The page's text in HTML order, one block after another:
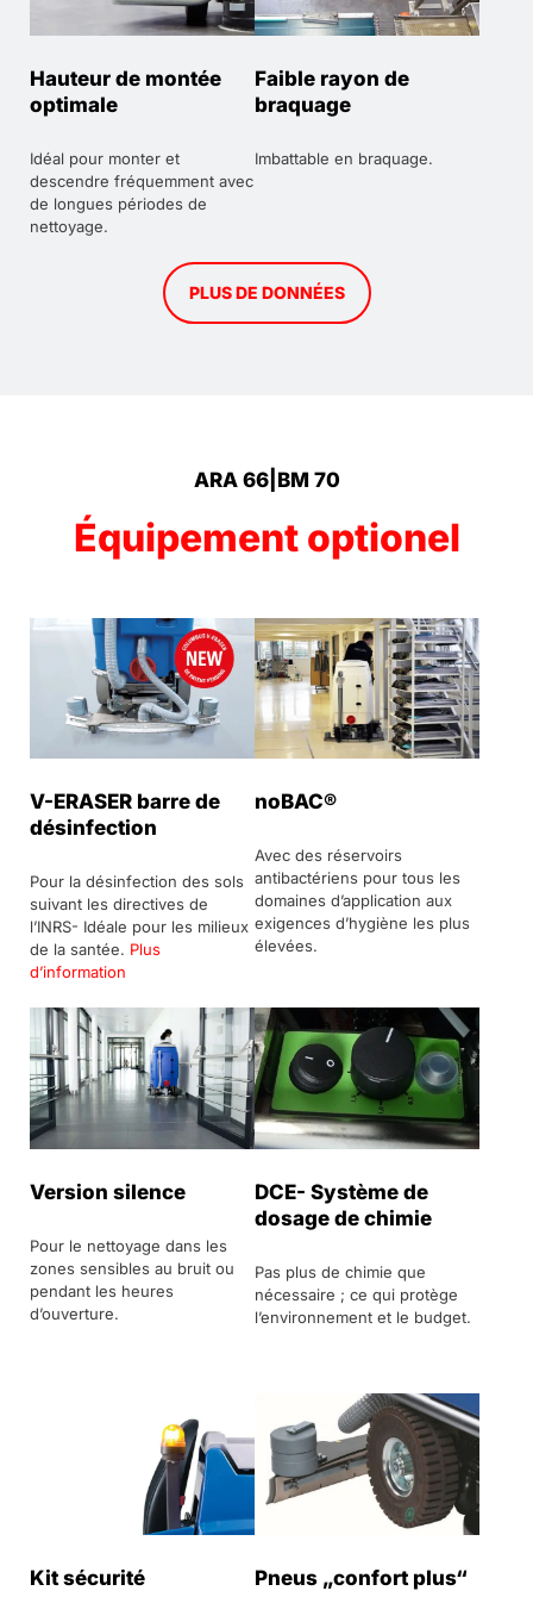
Hauteur de montée
optimale
Idéal pour monter et
descendre fréquemment avec
de longues périodes de
nettoyage.
Faible rayon de
braquage
Imbattable en braquage.
PLUS DE DONNÉES
ARA 66|BM 70
Équipement optionel
V-ERASER barre de
désinfection
Pour la désinfection des sols
suivant les directives de
l’INRS- Idéale pour les milieux
de la santée. Plus
d’information
noBAC®
Avec des réservoirs
antibactériens pour tous les
domaines d’application aux
exigences d’hygiène les plus
élevées.
Version silence
Pour le nettoyage dans les
zones sensibles au bruit ou
pendant les heures
d’ouverture.
DCE- Système de
dosage de chimie
Pas plus de chimie que
nécessaire ; ce qui protège
l’environnement et le budget.
Kit sécurité Pneus „confort plus“